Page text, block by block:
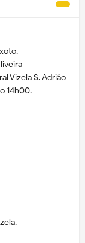
Vizela S. Adrião
14h00.